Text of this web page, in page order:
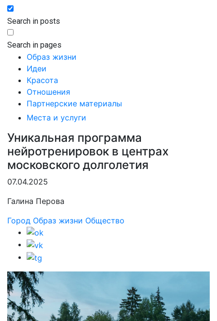
Search in posts
Search in pages
Образ жизни
Идеи
Красота
Отношения
Партнерские материалы
Места и услуги
Уникальная программа
нейротренировок в центрах
московского долголетия
07.04.2025
Галина Перова
Город Образ жизни Общество